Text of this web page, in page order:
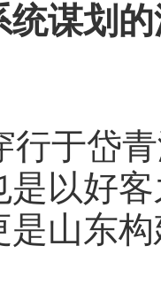
谋划
行于岱
是以好
是山东